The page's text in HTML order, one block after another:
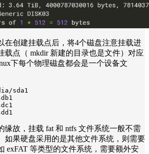
在创建挂载点后，将4个磁盘注意挂载进
载点（ mkdir 新建的目录也是文件）对应
下每个物理磁盘都会是一个设备文
sda1
缘故，挂载 fat 和 ntfs 文件系统一般不需
如果硬盘采用的是其他文件系统，则需要
exFAT 等类型的文件系统，需要额外安